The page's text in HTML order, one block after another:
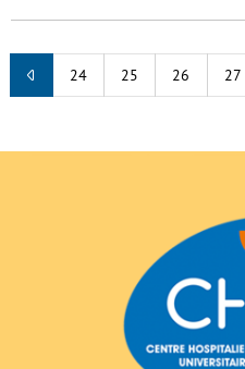
24 25 26 27